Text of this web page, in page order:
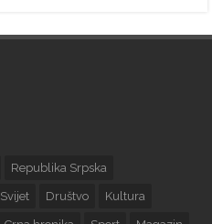
Republika Srpska
Svijet Društvo Kultura